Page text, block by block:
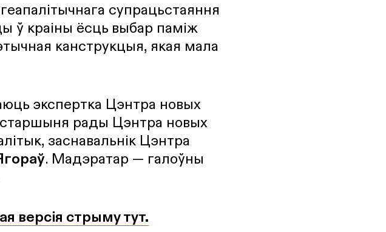
супрацьстаяння
ў краіны ёсць выбар паміж
канструкцыя, якая мала
экспертка Цэнтра новых
рады Цэнтра новых
заснавальнік Цэнтра
. Мадэратар — галоўны
версія стрыму тут.